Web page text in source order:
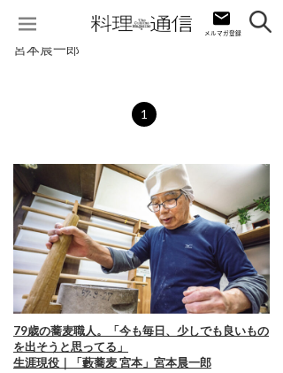
宮本晨一郎
1
79歳の蕎麦職人。「今も毎日、少しでも良いもの
を出そうと思ってる」
生涯現役｜「藪蕎麦 宮本」宮本晨一郎